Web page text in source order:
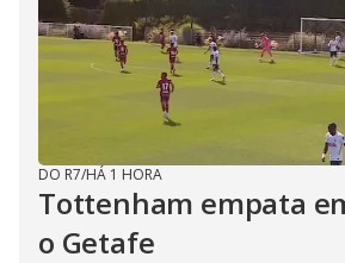
DO R7/HÁ 1 HORA
Tottenham empata
o Getafe